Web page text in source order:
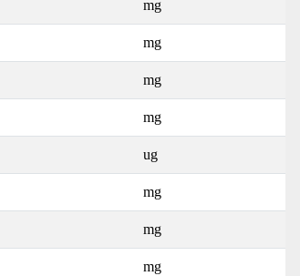
mg
mg
mg
mg
ug
mg
mg
mg